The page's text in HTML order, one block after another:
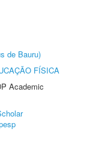
de Bauru)
FÍSICA
Academic